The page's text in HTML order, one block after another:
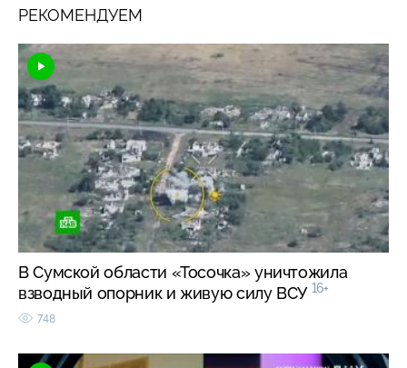
РЕКОМЕНДУЕМ
В Сумской области «Тосочка» уничтожила
взводный опорник и живую силу ВСУ 16+
748